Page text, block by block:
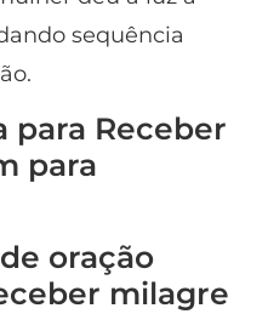
sequência
para Receber
para
oração
milagre